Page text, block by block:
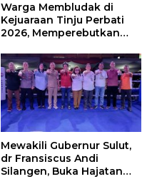
Warga Membludak di
Kejuaraan Tinju Perbati
2026, Memperebutkan
Mewakili Gubernur Sulut,
dr Fransiscus Andi
Silangen, Buka Hajatan